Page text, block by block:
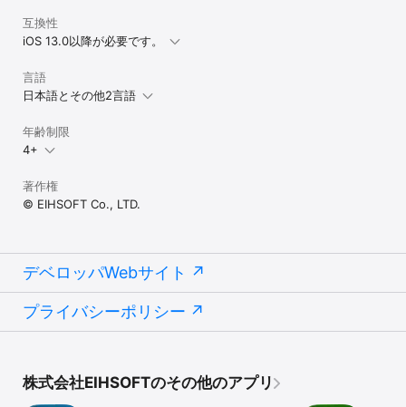
互換性
iOS 13.0以降が必要です。
言語
日本語とその他2言語
年齢制限
4+
著作権
© EIHSOFT Co., LTD.
デベロッパWebサイト
プライバシーポリシー
株式会社EIHSOFTのその他のアプリ